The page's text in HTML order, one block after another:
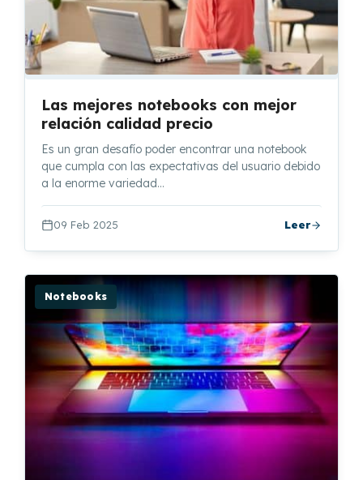
Las mejores notebooks con mejor
relación calidad precio
Es un gran desafío poder encontrar una notebook
que cumpla con las expectativas del usuario debido
a la enorme variedad…
09 Feb 2025 Leer
Notebooks